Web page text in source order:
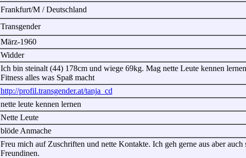
Frankfurt/M / Deutschland
Transgender
März-1960
Widder
Ich bin steinalt (44) 178cm und wiege 69kg. Mag nette Leute kennen
Fitness alles was Spaß macht
http://profil.transgender.at/tanja_cd
nette leute kennen lernen
Nette Leute
blöde Anmache
Freu mich auf Zuschriften und nette Kontakte. Ich geh gerne aus aber
Freundinen.